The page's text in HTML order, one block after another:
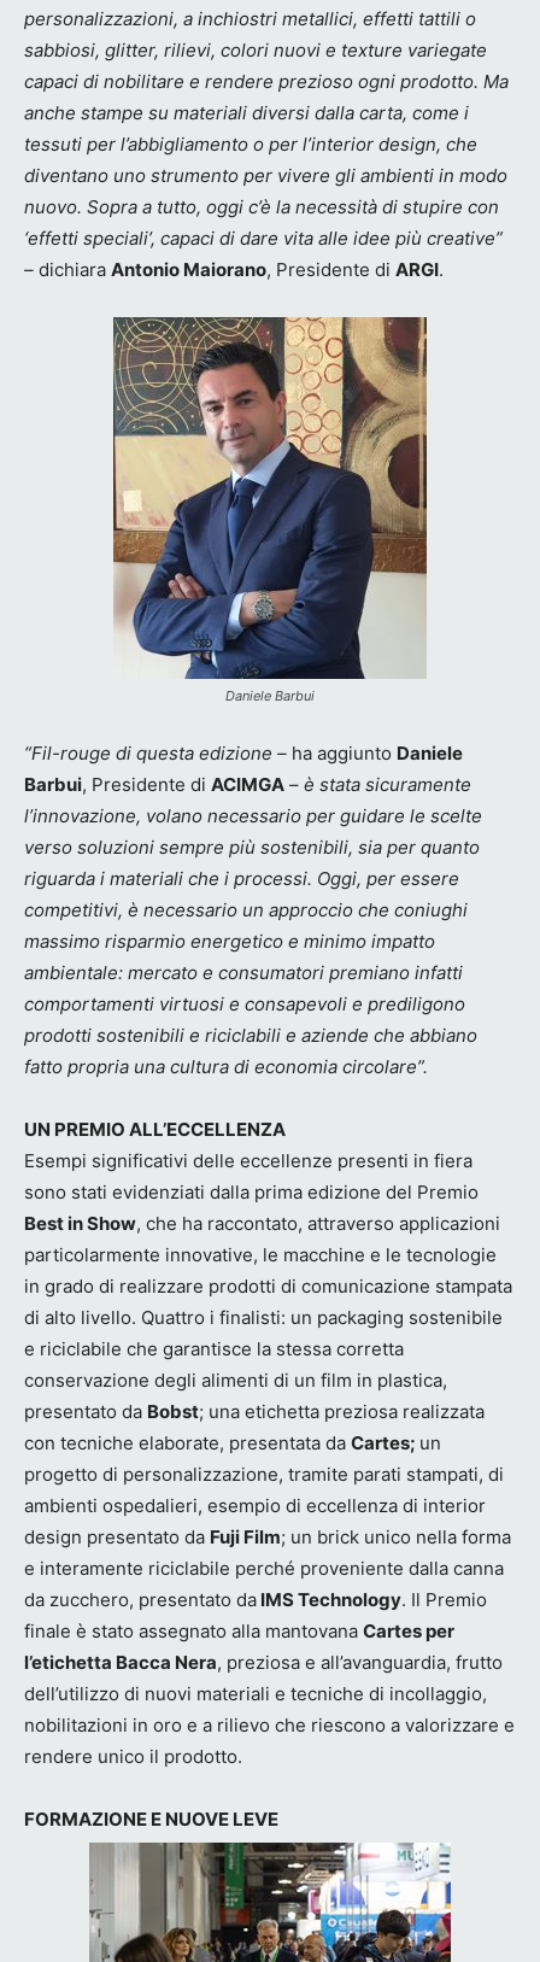
personalizzazioni, a inchiostri metallici, effetti tattili o
sabbiosi, glitter, rilievi, colori nuovi e texture variegate
capaci di nobilitare e rendere prezioso ogni prodotto. Ma
anche stampe su materiali diversi dalla carta, come i
tessuti per l’abbigliamento o per l’interior design, che
diventano uno strumento per vivere gli ambienti in modo
nuovo. Sopra a tutto, oggi c’è la necessità di stupire con
‘effetti speciali’, capaci di dare vita alle idee più creative”
– dichiara Antonio Maiorano, Presidente di ARGI.
Daniele Barbui
“Fil-rouge di questa edizione – ha aggiunto Daniele
Barbui, Presidente di ACIMGA – è stata sicuramente
l’innovazione, volano necessario per guidare le scelte
verso soluzioni sempre più sostenibili, sia per quanto
riguarda i materiali che i processi. Oggi, per essere
competitivi, è necessario un approccio che coniughi
massimo risparmio energetico e minimo impatto
ambientale: mercato e consumatori premiano infatti
comportamenti virtuosi e consapevoli e prediligono
prodotti sostenibili e riciclabili e aziende che abbiano
fatto propria una cultura di economia circolare”.
UN PREMIO ALL’ECCELLENZA
Esempi significativi delle eccellenze presenti in fiera
sono stati evidenziati dalla prima edizione del Premio
Best in Show, che ha raccontato, attraverso applicazioni
particolarmente innovative, le macchine e le tecnologie
in grado di realizzare prodotti di comunicazione stampata
di alto livello. Quattro i finalisti: un packaging sostenibile
e riciclabile che garantisce la stessa corretta
conservazione degli alimenti di un film in plastica,
presentato da Bobst; una etichetta preziosa realizzata
con tecniche elaborate, presentata da Cartes; un
progetto di personalizzazione, tramite parati stampati, di
ambienti ospedalieri, esempio di eccellenza di interior
design presentato da Fuji Film; un brick unico nella forma
e interamente riciclabile perché proveniente dalla canna
da zucchero, presentato da IMS Technology. Il Premio
finale è stato assegnato alla mantovana Cartes per
l’etichetta Bacca Nera, preziosa e all’avanguardia, frutto
dell’utilizzo di nuovi materiali e tecniche di incollaggio,
nobilitazioni in oro e a rilievo che riescono a valorizzare e
rendere unico il prodotto.
FORMAZIONE E NUOVE LEVE